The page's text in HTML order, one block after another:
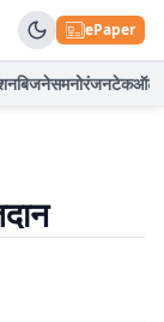
ePaper
बिजनेसमनोरंजनटेकऑटो